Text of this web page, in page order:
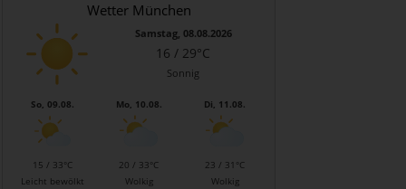
Wetter München
Samstag, 08.08.2026
16 / 29°C
Sonnig
So, 09.08.
15 / 33°C
Leicht bewölkt
Mo, 10.08.
20 / 33°C
Wolkig
Di, 11.08.
23 / 31°C
Wolkig